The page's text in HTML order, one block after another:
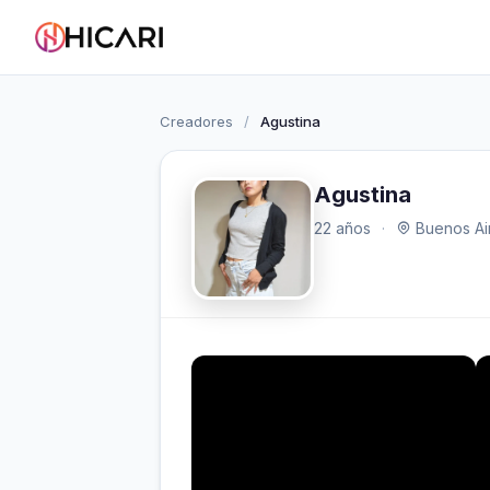
Creadores / Agustina
Agustina
22 años · Buenos